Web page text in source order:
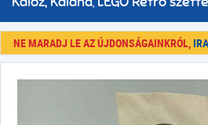
NE MARADJ LE AZ ÚJDONSÁGAINKRÓL,